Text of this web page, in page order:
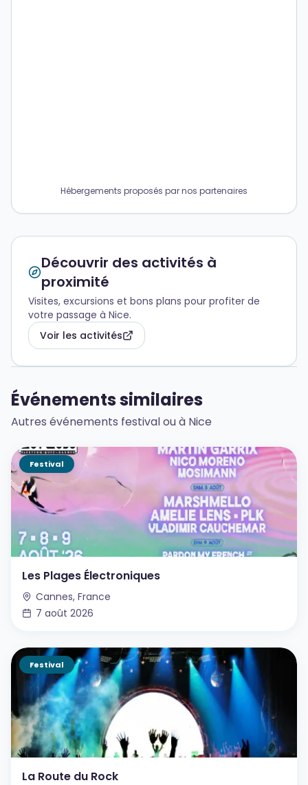
Hébergements proposés par nos partenaires
Découvrir des activités à
proximité
Visites, excursions et bons plans pour profiter de
votre passage à Nice.
Voir les activités
Événements similaires
Autres événements festival ou à Nice
Festival
Les Plages Électroniques
Cannes, France
7 août 2026
Festival
La Route du Rock